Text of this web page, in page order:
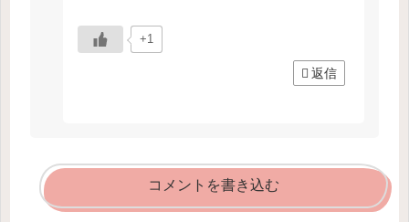
+1
返信
コメントを書き込む